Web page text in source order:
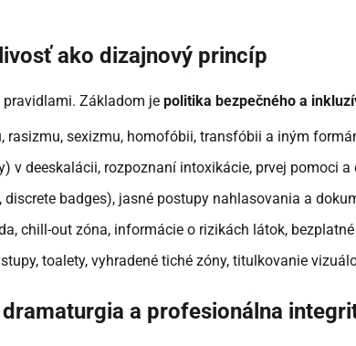
ako dizajnový princíp
Základom je politika bezpečného a
rasizmu, sexizmu, homofóbii, transfóbii a iným
v deeskalácii, rozpoznaní intoxikácie, prvej pomoci
discrete badges), jasné postupy nahlasovania a
chill-out zóna, informácie o rizikách látok,
toalety, vyhradené tiché zóny, titulkovanie
a profesionálna